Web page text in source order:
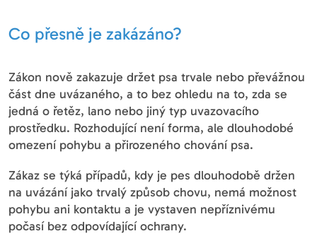
Co přesně je zakázáno?
Zákon nově zakazuje držet psa trvale nebo převážnou
část dne uvázaného, a to bez ohledu na to, zda se
jedná o řetěz, lano nebo jiný typ uvazovacího
prostředku. Rozhodující není forma, ale dlouhodobé
omezení pohybu a přirozeného chování psa.
Zákaz se týká případů, kdy je pes dlouhodobě držen
na uvázání jako trvalý způsob chovu, nemá možnost
pohybu ani kontaktu a je vystaven nepříznivému
počasí bez odpovídající ochrany.